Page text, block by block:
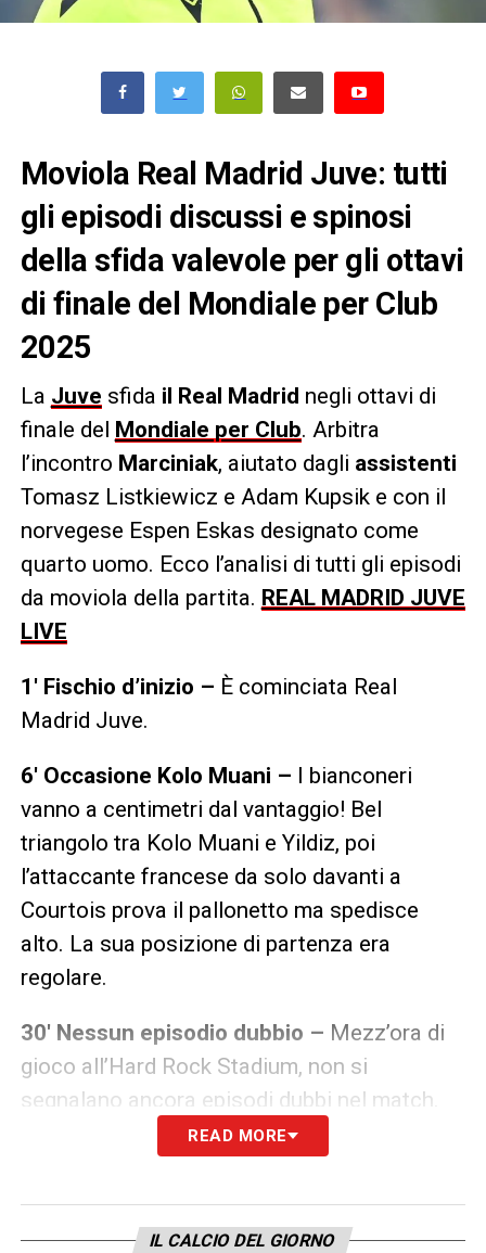
Moviola Real Madrid Juve: tutti
gli episodi discussi e spinosi
della sfida valevole per gli ottavi
di finale del Mondiale per Club
2025
La Juve sfida il Real Madrid negli ottavi di
finale del Mondiale per Club. Arbitra
l’incontro Marciniak, aiutato dagli assistenti
Tomasz Listkiewicz e Adam Kupsik e con il
norvegese Espen Eskas designato come
quarto uomo. Ecco l’analisi di tutti gli episodi
da moviola della partita. REAL MADRID JUVE
LIVE
1′ Fischio d’inizio – È cominciata Real
Madrid Juve.
6′ Occasione Kolo Muani – I bianconeri
vanno a centimetri dal vantaggio! Bel
triangolo tra Kolo Muani e Yildiz, poi
l’attaccante francese da solo davanti a
Courtois prova il pallonetto ma spedisce
alto. La sua posizione di partenza era
regolare.
30′ Nessun episodio dubbio – Mezz’ora di
gioco all’Hard Rock Stadium, non si
segnalano ancora episodi dubbi nel match.
45′ Recupero –Sono stati concessi 4 minuti
FINE PRIMO TEMPO
READ MORE
IL CALCIO DEL GIORNO